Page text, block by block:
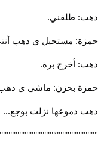
دهب: طلقني.
حمزة: مستحيل ي دهب
دهب: أخرج برة.
حمزة بحزن: ماشي ي
دهب دموعها نزلت بوجع...